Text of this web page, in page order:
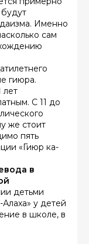
Именно
сам
гиюра.
лет
С 11 до
же стоит
пять
«Гиюр ка-
в
детьми
у детей
в школе, в